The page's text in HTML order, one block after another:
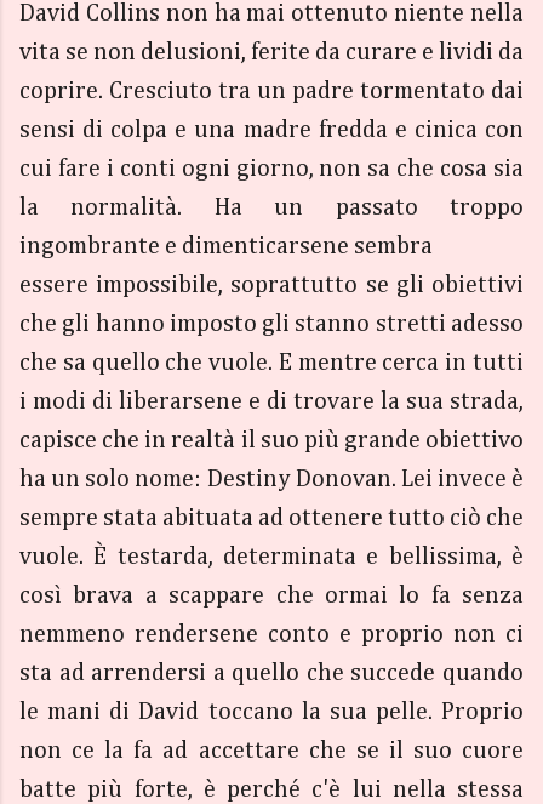
David Collins non ha mai ottenuto niente nella
vita se non delusioni, ferite da curare e lividi da
coprire. Cresciuto tra un padre tormentato dai
sensi di colpa e una madre fredda e cinica con
cui fare i conti ogni giorno, non sa che cosa sia
la normalità. Ha un passato troppo
ingombrante e dimenticarsene sembra
essere impossibile, soprattutto se gli obiettivi
che gli hanno imposto gli stanno stretti adesso
che sa quello che vuole. E mentre cerca in tutti
i modi di liberarsene e di trovare la sua strada,
capisce che in realtà il suo più grande obiettivo
ha un solo nome: Destiny Donovan. Lei invece è
sempre stata abituata ad ottenere tutto ciò che
vuole. È testarda, determinata e bellissima, è
così brava a scappare che ormai lo fa senza
nemmeno rendersene conto e proprio non ci
sta ad arrendersi a quello che succede quando
le mani di David toccano la sua pelle. Proprio
non ce la fa ad accettare che se il suo cuore
batte più forte, è perché c'è lui nella stessa